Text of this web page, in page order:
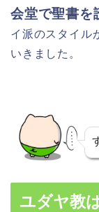
会堂で聖書を
イ派のスタイル
いきました。
ユダヤ教